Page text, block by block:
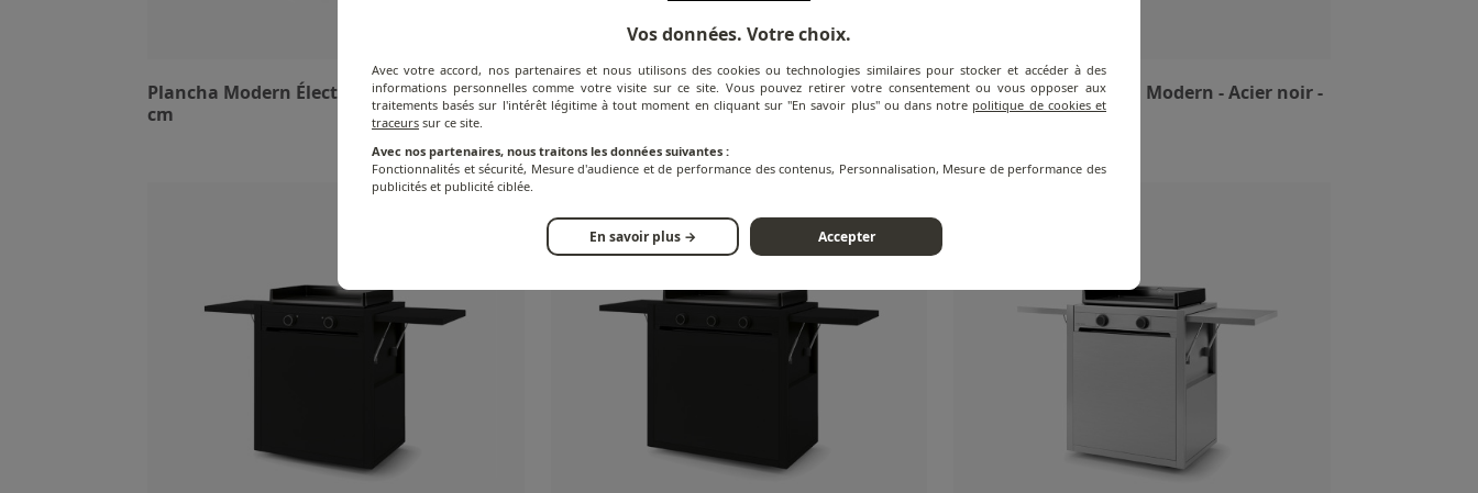
Plancha Modern Électrique - Acier noir - 60
cm
Plancha Modern Électrique - Inox - 60 cm
Chariot pour Plancha Modern - Acier noir -
45 cm
Vos données. Votre choix.
Avec votre accord, nos partenaires et nous utilisons des cookies ou technologies similaires pour stocker et accéder à des
informations personnelles comme votre visite sur ce site. Vous pouvez retirer votre consentement ou vous opposer aux
traitements basés sur l'intérêt légitime à tout moment en cliquant sur "En savoir plus" ou dans notre politique de cookies et
traceurs sur ce site.
Avec nos partenaires, nous traitons les données suivantes :
Fonctionnalités et sécurité, Mesure d'audience et de performance des contenus, Personnalisation, Mesure de performance des
publicités et publicité ciblée.
En savoir plus → Accepter